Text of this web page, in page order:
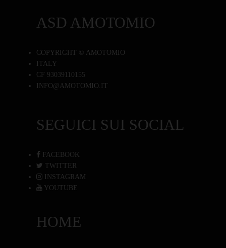
ASD AMOTOMIO
COPYRIGHT © AMOTOMIO
ITALY
CF 93039110155
INFO@AMOTOMIO.IT
SEGUICI SUI SOCIAL
FACEBOOK
TWITTER
INSTAGRAM
YOUTUBE
HOME